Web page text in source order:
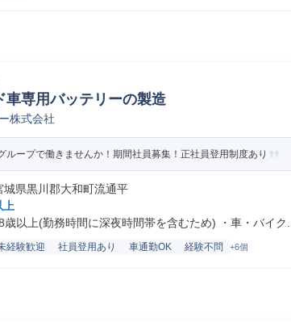
車専用バッテリーの製造
株式会社
ループで働きませんか！期間社員募集！正社員登用制度あり
城県黒川郡大和町流通平
上
歳以上(勤務時間に深夜時間帯を含むため) ・車・バイク...
経験歓迎 社員登用あり 車通勤OK 経験不問 +6個